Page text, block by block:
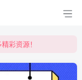
彩资源！
彩资源！